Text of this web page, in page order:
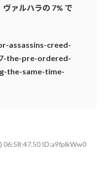
ァルハラの 7% で
assassins-creed-
the-pre-ordered-
the-same-time-
06:58:47.50 ID:a9fplkWw0